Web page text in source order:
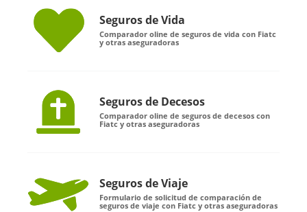
Seguros de Vida
Comparador oline de seguros de vida con Fiatc
y otras aseguradoras
Seguros de Decesos
Comparador oline de seguros de decesos con
Fiatc y otras aseguradoras
Seguros de Viaje
Formulario de solicitud de comparación de
seguros de viaje con Fiatc y otras aseguradoras